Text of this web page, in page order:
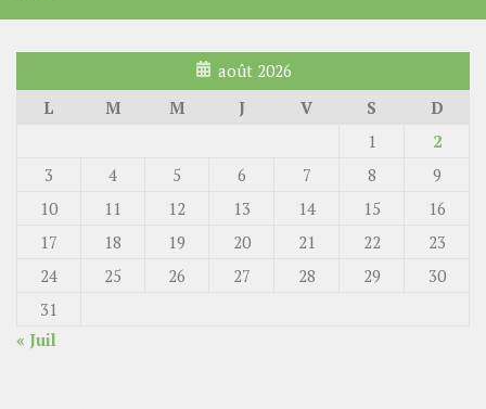
août 2026
L
M M J V S
D
1
2
3
4 5 6 7 8
9
10
11 12 13 14 15
16
17
18 19 20 21 22
23
24
25 26 27 28 29
30
31
« Juil